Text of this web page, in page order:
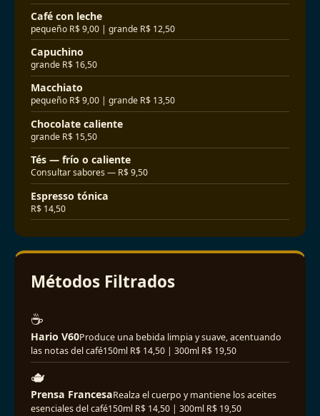
Café con leche
pequeño R$ 9,00 | grande R$ 12,50
Capuchino
grande R$ 16,50
Macchiato
pequeño R$ 9,00 | grande R$ 13,50
Chocolate caliente
grande R$ 15,50
Tés — frío o caliente
Consultar sabores — R$ 9,50
Espresso tónica
R$ 14,50
Métodos Filtrados
☕
Hario V60Produce una bebida limpia y suave, acentuando
las notas del café150ml R$ 14,50 | 300ml R$ 19,50
🫖
Prensa FrancesaRealza el cuerpo y mantiene los aceites
esenciales del café150ml R$ 14,50 | 300ml R$ 19,50